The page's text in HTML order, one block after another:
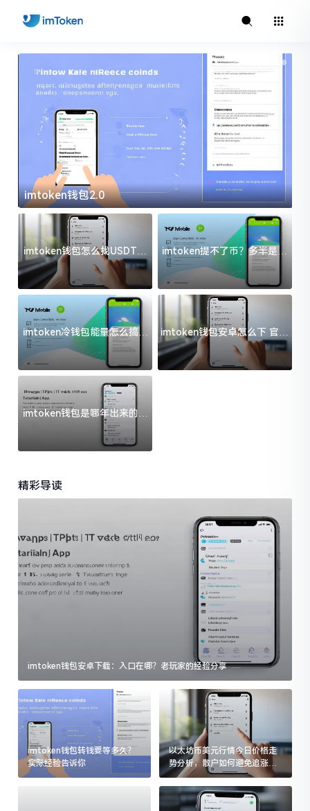
imtoken钱包2.0
imtoken钱包怎么找USDT地
址？三步搞定不踩坑
imtoken提不了币？多半是这
几件事没处理好
imtoken冷钱包能量怎么搞？
过来人告诉你门道
imtoken钱包安卓怎么下 官方
渠道避坑指南
imtoken钱包是哪年出来的？
一文给你说清楚
精彩导读
imtoken钱包安卓下载：入口在哪？老玩家的经验分享
imtoken钱包转钱要等多久？
实际经验告诉你
以太坊币美元行情今日价格走
势分析，散户如何避免追涨杀
跌被套牢